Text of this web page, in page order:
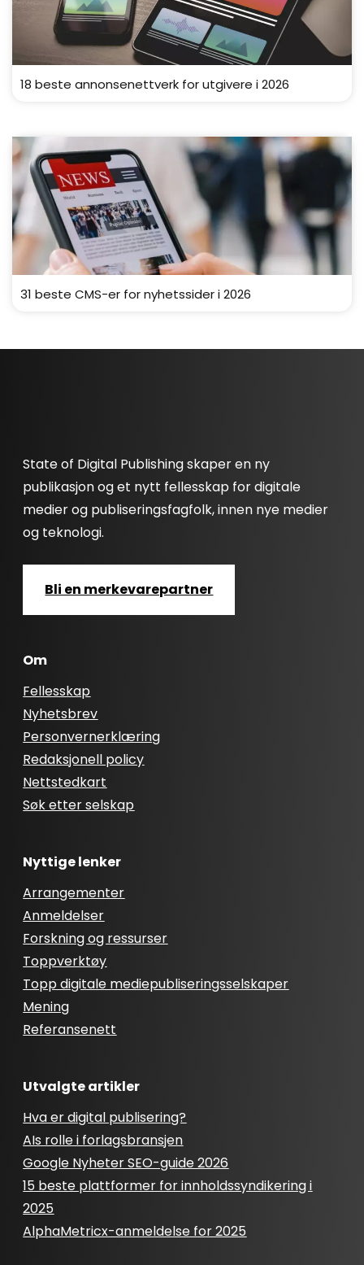
18 beste annonsenettverk for utgivere i 2026
31 beste CMS-er for nyhetssider i 2026
State of Digital Publishing skaper en ny
publikasjon og et nytt fellesskap for digitale
medier og publiseringsfagfolk, innen nye medier
og teknologi.
Bli en merkevarepartner
Om
Fellesskap
Nyhetsbrev
Personvernerklæring
Redaksjonell policy
Nettstedkart
Søk etter selskap
Nyttige lenker
Arrangementer
Anmeldelser
Forskning og ressurser
Toppverktøy
Topp digitale mediepubliseringsselskaper
Mening
Referansenett
Utvalgte artikler
Hva er digital publisering?
AIs rolle i forlagsbransjen
Google Nyheter SEO-guide 2026
15 beste plattformer for innholdssyndikering i
2025
AlphaMetricx-anmeldelse for 2025